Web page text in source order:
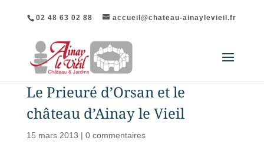
02 48 63 02 88 accueil@chateau-ainaylevieil.fr
Le Prieuré d’Orsan et le
château d’Ainay le Vieil
15 mars 2013 | 0 commentaires